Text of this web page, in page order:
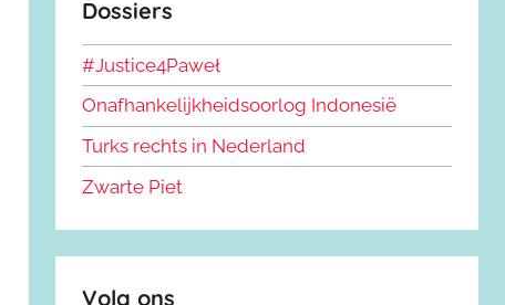
Dossiers
#Justice4Paweł
Onafhankelijkheidsoorlog Indonesië
Turks rechts in Nederland
Zwarte Piet
Volg ons